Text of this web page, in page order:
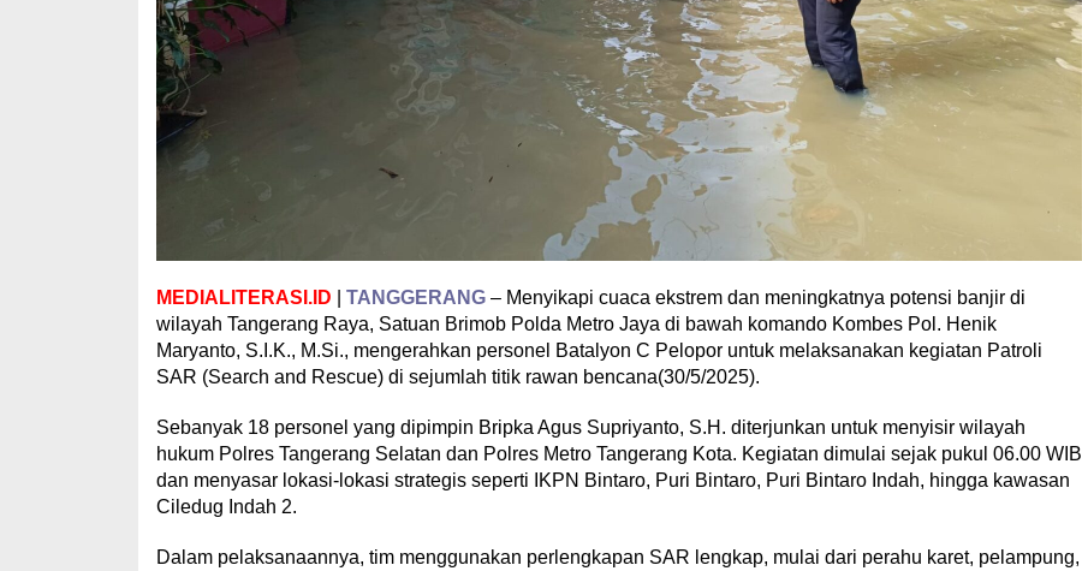
MEDIALITERASI.ID TANGGERANG– Menyikapi cuaca ekstrem dan meningkatnya potensi banjir di
wilayah Tangerang Raya, Satuan Brimob Polda Metro Jaya di bawah komando Kombes Pol. Henik
Maryanto, S.I.K., M.Si., mengerahkan personel Batalyon C Pelopor untuk melaksanakan kegiatan Patroli
SAR (Search and Rescue) di sejumlah titik rawan bencana(30/5/2025).
Sebanyak 18 personel yang dipimpin Bripka Agus Supriyanto, S.H. diterjunkan untuk menyisir wilayah
hukum Polres Tangerang Selatan dan Polres Metro Tangerang Kota. Kegiatan dimulai sejak pukul 06.00 WIB
dan menyasar lokasi-lokasi strategis seperti IKPN Bintaro, Puri Bintaro, Puri Bintaro Indah, hingga kawasan
Ciledug Indah 2.
Dalam pelaksanaannya, tim menggunakan perlengkapan SAR lengkap, mulai dari perahu karet, pelampung,